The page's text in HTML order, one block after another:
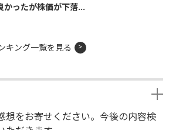
かったが株価が下落...
キング一覧を見る
想をお寄せください。今後の内容検